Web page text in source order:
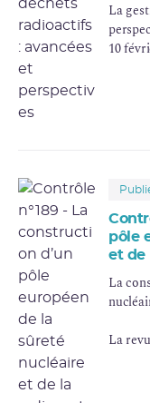
La
10
pôle
et de
La
La